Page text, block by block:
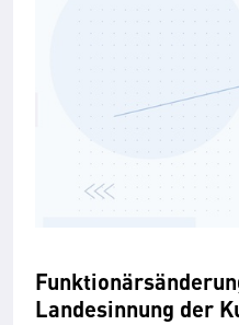
Landesinnung der